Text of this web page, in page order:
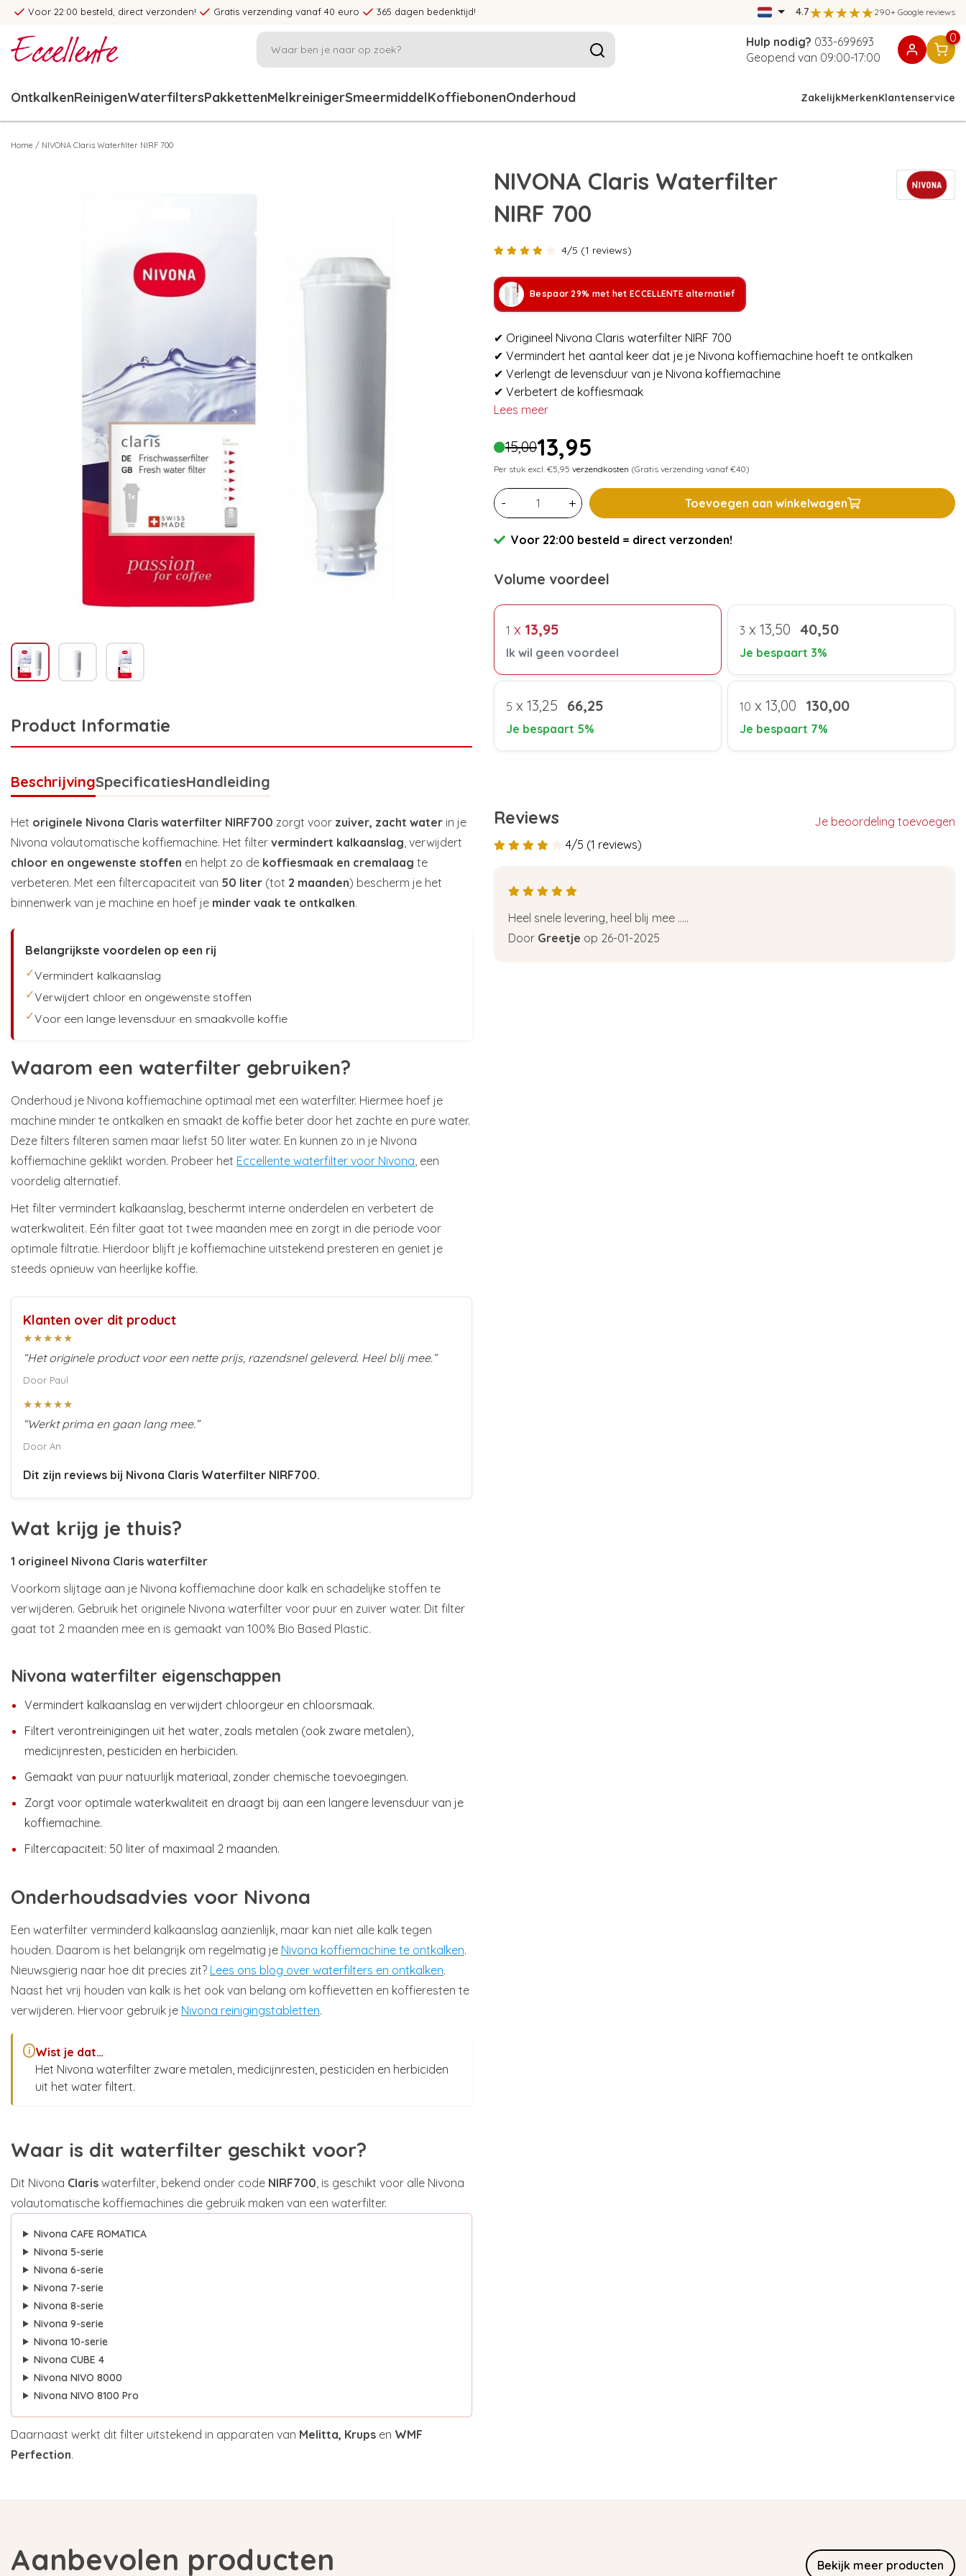
Voor 22:00 besteld, direct verzonden! Gratis verzending vanaf 40 euro 365 dagen bedenktijd! 4.7 290+ Google reviews
Hulp nodig? 033-699693
Geopend van 09:00-17:00
0
OntkalkenReinigenWaterfiltersPakkettenMelkreinigerSmeermiddelKoffiebonenOnderhoud ZakelijkMerkenKlantenservice
Home / NIVONA Claris Waterfilter NIRF 700
Product Informatie
BeschrijvingSpecificatiesHandleiding
Het originele Nivona Claris waterfilter NIRF700 zorgt voor zuiver, zacht water in je
Nivona volautomatische koffiemachine. Het filter vermindert kalkaanslag, verwijdert
chloor en ongewenste stoffen en helpt zo de koffiesmaak en cremalaag te
verbeteren. Met een filtercapaciteit van 50 liter (tot 2 maanden) bescherm je het
binnenwerk van je machine en hoef je minder vaak te ontkalken.
Belangrijkste voordelen op een rij
✓Vermindert kalkaanslag
✓Verwijdert chloor en ongewenste stoffen
✓Voor een lange levensduur en smaakvolle koffie
Waarom een waterfilter gebruiken?
Onderhoud je Nivona koffiemachine optimaal met een waterfilter. Hiermee hoef je
machine minder te ontkalken en smaakt de koffie beter door het zachte en pure water.
Deze filters filteren samen maar liefst 50 liter water. En kunnen zo in je Nivona
koffiemachine geklikt worden. Probeer het Eccellente waterfilter voor Nivona , een
voordelig alternatief.
Het filter vermindert kalkaanslag, beschermt interne onderdelen en verbetert de
waterkwaliteit. Eén filter gaat tot twee maanden mee en zorgt in die periode voor
optimale filtratie. Hierdoor blijft je koffiemachine uitstekend presteren en geniet je
steeds opnieuw van heerlijke koffie.
Klanten over dit product
★★★★★
“Het originele product voor een nette prijs, razendsnel geleverd. Heel blij mee.”
Door Paul
★★★★★
“Werkt prima en gaan lang mee.”
Door An
Dit zijn reviews bij Nivona Claris Waterfilter NIRF700.
Wat krijg je thuis?
1 origineel Nivona Claris waterfilter
Voorkom slijtage aan je Nivona koffiemachine door kalk en schadelijke stoffen te
verwijderen. Gebruik het originele Nivona waterfilter voor puur en zuiver water. Dit filter
gaat tot 2 maanden mee en is gemaakt van 100% Bio Based Plastic.
Nivona waterfilter eigenschappen
Vermindert kalkaanslag en verwijdert chloorgeur en chloorsmaak.
Filtert verontreinigingen uit het water, zoals metalen (ook zware metalen),
medicijnresten, pesticiden en herbiciden.
Gemaakt van puur natuurlijk materiaal, zonder chemische toevoegingen.
Zorgt voor optimale waterkwaliteit en draagt bij aan een langere levensduur van je
koffiemachine.
Filtercapaciteit: 50 liter of maximaal 2 maanden.
Onderhoudsadvies voor Nivona
Een waterfilter verminderd kalkaanslag aanzienlijk, maar kan niet alle kalk tegen
houden. Daarom is het belangrijk om regelmatig je Nivona koffiemachine te ontkalken.
Nieuwsgierig naar hoe dit precies zit? Lees ons blog over waterfilters en ontkalken.
Naast het vrij houden van kalk is het ook van belang om koffievetten en koffieresten te
verwijderen. Hiervoor gebruik je Nivona reinigingstabletten.
i Wist je dat…
Het Nivona waterfilter zware metalen, medicijnresten, pesticiden en herbiciden
uit het water filtert.
Waar is dit waterfilter geschikt voor?
Dit Nivona Claris waterfilter, bekend onder code NIRF700 , is geschikt voor alle Nivona
volautomatische koffiemachines die gebruik maken van een waterfilter.
Nivona CAFE ROMATICA
Nivona 5-serie
Nivona 6-serie
Nivona 7-serie
Nivona 8-serie
Nivona 9-serie
Nivona 10-serie
Nivona CUBE 4
Nivona NIVO 8000
Nivona NIVO 8100 Pro
Daarnaast werkt dit filter uitstekend in apparaten van Melitta, Krups en WMF
Perfection.
NIVONA Claris Waterfilter
NIRF 700
4/5 (1 reviews)
Bespaar 29% met het ECCELLENTE alternatief
✔ Origineel Nivona Claris waterfilter NIRF 700
✔ Vermindert het aantal keer dat je je Nivona koffiemachine hoeft te ontkalken
✔ Verlengt de levensduur van je Nivona koffiemachine
✔ Verbetert de koffiesmaak
Lees meer
15,0013,95
Per stuk excl. €5,95 verzendkosten (Gratis verzending vanaf €40)
- + Toevoegen aan winkelwagen
Voor 22:00 besteld = direct verzonden!
Volume voordeel
1 x 13,95
Ik wil geen voordeel
3 x 13,50 40,50
Je bespaart 3%
5 x 13,25 66,25
Je bespaart 5%
10 x 13,00 130,00
Je bespaart 7%
Reviews
Je beoordeling toevoegen
4/5 (1 reviews)
Heel snele levering, heel blij mee .....
Door Greetje op 26-01-2025
Aanbevolen producten Bekijk meer producten